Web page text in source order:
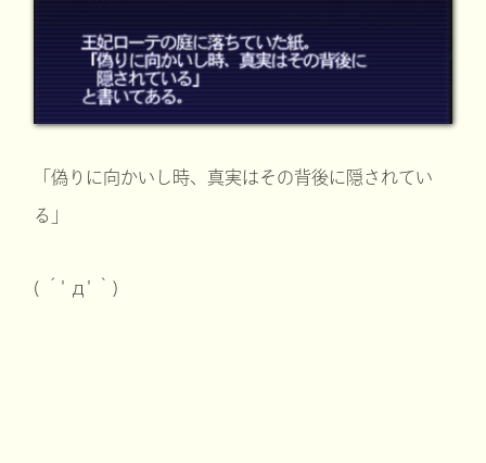
「偽りに向かいし時、真実はその背後に隠されてい
る」
( ´ﾟдﾟ｀)